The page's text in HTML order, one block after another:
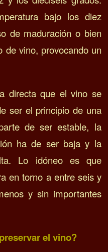
bajo los diez
de maduración o bien
de vino, provocando un
directa que el vino se
ser el principio de una
de ser estable, la
ha de ser baja y la
Lo idóneo es que
en torno a entre seis y
y sin importantes
el vino?